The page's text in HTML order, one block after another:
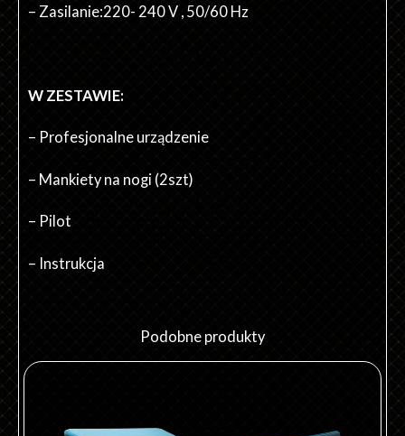
– Zasilanie:220- 240 V , 50/60 Hz
W ZESTAWIE:
– Profesjonalne urządzenie
– Mankiety na nogi (2szt)
– Pilot
– Instrukcja
Podobne produkty